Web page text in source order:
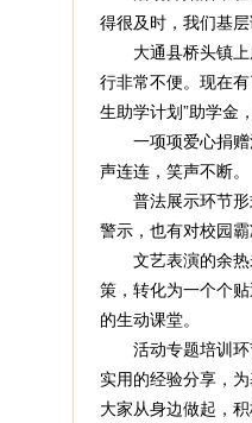
得很及时，我们基
大通县桥头镇上
行非常不便。现在
生助学计划”助学金
一项项爱心捐赠
声连连，笑声不断。
普法展示环节形
警示，也有对校园
文艺表演的余热
策，转化为一个个
的生动课堂。
活动专题培训环
实用的经验分享，
大家从身边做起，